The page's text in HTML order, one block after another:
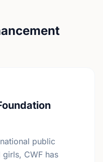
public
CWF has